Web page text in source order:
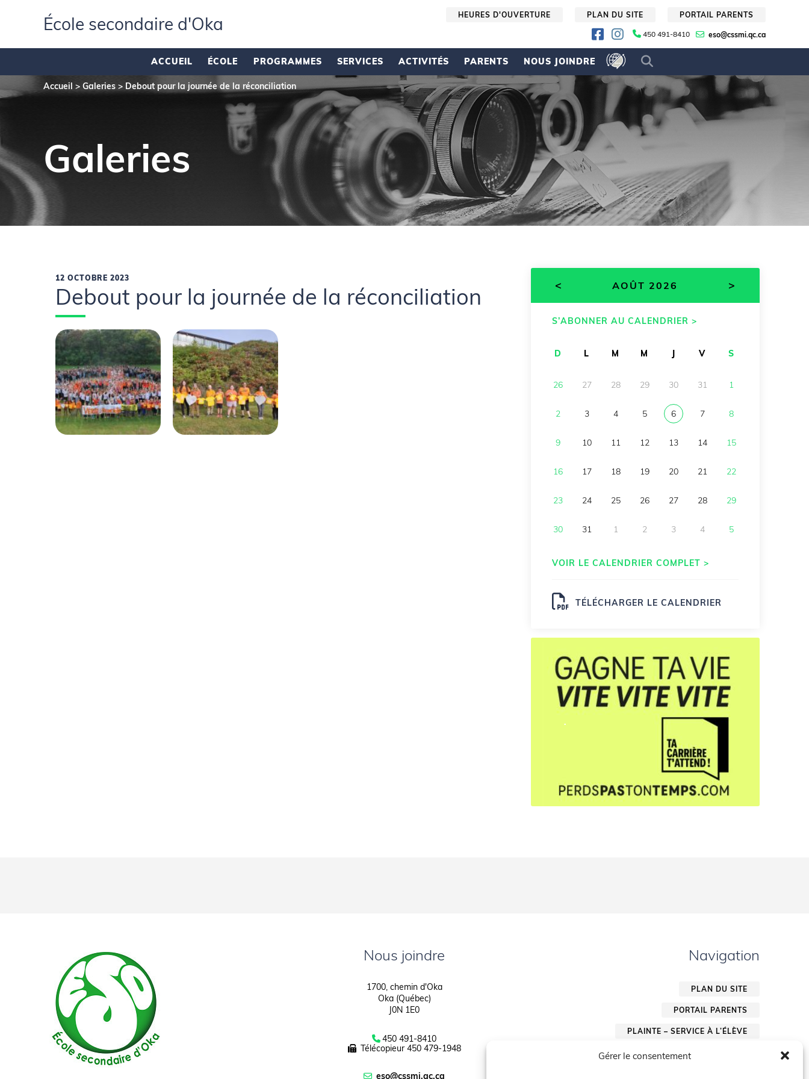
Gérer le consentement
École secondaire d'Oka PLAN DU SITE PORTAIL PARENTS
HEURES D'OUVERTURE
450 491-8410 eso@cssmi.qc.ca
ACCUEIL ÉCOLE PROGRAMMES SERVICES ACTIVITÉS PARENTS NOUS JOINDRE
Accueil > Galeries > Debout pour la journée de la réconciliation
Galeries
12 OCTOBRE 2023
Debout pour la journée de la réconciliation < AOÛT 2026 >
S’ABONNER AU CALENDRIER >
D L M M J V S
26 27 28 29 30 31 1
2 3 4 5 6 7 8
9 10 11 12 13 14 15
16 17 18 19 20 21 22
23 24 25 26 27 28 29
30 31 1 2 3 4 5
VOIR LE CALENDRIER COMPLET >
TÉLÉCHARGER LE CALENDRIER
.
Nous joindre
1700, chemin d'Oka
Oka (Québec)
J0N 1E0
450 491-8410
Télécopieur 450 479-1948
eso@cssmi.qc.ca
Navigation
PLAN DU SITE
PORTAIL PARENTS
PLAINTE – SERVICE À L’ÉLÈVE
POLITIQUE DE CONFIDENTIALITÉ